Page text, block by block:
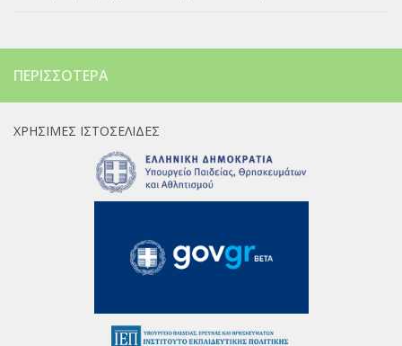
ΠΕΡΙΣΣΌΤΕΡΑ
ΧΡΉΣΙΜΕΣ ΙΣΤΟΣΕΛΊΔΕΣ